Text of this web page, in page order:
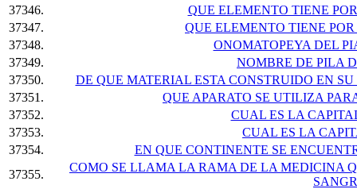
37346.
QUE ELEMENTO TIENE
37347.
QUE ELEMENTO TIENE
37348.
ONOMATOPEYA DEL
37349.
NOMBRE DE PILA
37350.
DE QUE MATERIAL ESTA CONSTRUIDO EN
37351.
QUE APARATO SE UTILIZA
37352.
CUAL ES LA
37353.
CUAL ES LA
37354.
EN QUE CONTINENTE SE
37355.
COMO SE LLAMA LA RAMA DE LA MEDICINA